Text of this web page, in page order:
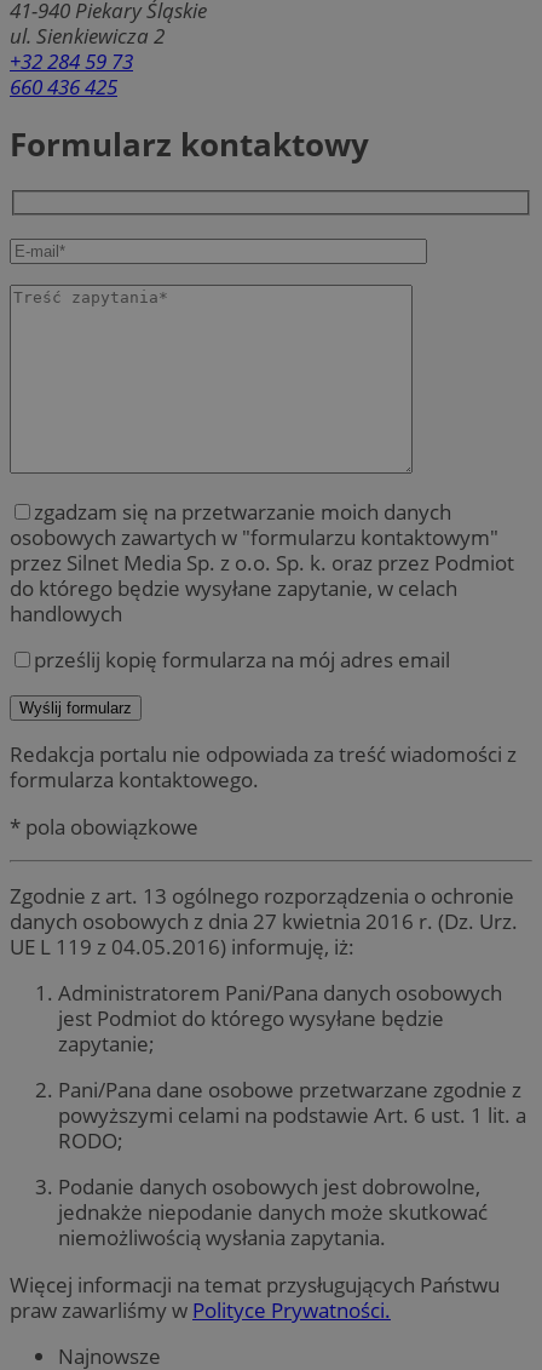
41-940 Piekary Śląskie
ul. Sienkiewicza 2
+32 284 59 73
660 436 425
Formularz kontaktowy
zgadzam się na przetwarzanie moich danych
osobowych zawartych w "formularzu kontaktowym"
przez Silnet Media Sp. z o.o. Sp. k. oraz przez Podmiot
do którego będzie wysyłane zapytanie, w celach
handlowych
prześlij kopię formularza na mój adres email
Redakcja portalu nie odpowiada za treść wiadomości z
formularza kontaktowego.
* pola obowiązkowe
Zgodnie z art. 13 ogólnego rozporządzenia o ochronie
danych osobowych z dnia 27 kwietnia 2016 r. (Dz. Urz.
UE L 119 z 04.05.2016) informuję, iż:
Administratorem Pani/Pana danych osobowych
jest Podmiot do którego wysyłane będzie
zapytanie;
Pani/Pana dane osobowe przetwarzane zgodnie z
powyższymi celami na podstawie Art. 6 ust. 1 lit. a
RODO;
Podanie danych osobowych jest dobrowolne,
jednakże niepodanie danych może skutkować
niemożliwością wysłania zapytania.
Więcej informacji na temat przysługujących Państwu
praw zawarliśmy w Polityce Prywatności.
Najnowsze